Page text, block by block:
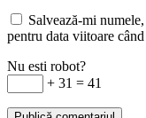
Salvează-mi
pentru data viitoare
Nu esti robot?
+ 31 = 41